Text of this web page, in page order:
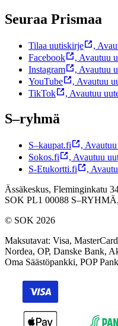
Seuraa Prismaa
Tilaa uutiskirje ,
Facebook
, Avautuu
Instagram
, Avautuu
YouTube
, Avautuu
TikTok
, Avautuu
S–ryhmä
S–kaupat.fi ,
Sokos.fi
, Avautuu
S-Etukortti.fi
,
Ässäkeskus, Fleminginkatu
SOK PL1 00088 S–RYHMÄ,
© SOK 2026
Maksutavat: Visa,
Nordea, OP, Danske Bank,
Oma Säästöpankki, POP